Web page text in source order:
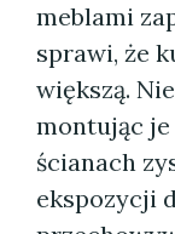
meblami
sprawi, że
większą.
montując
ścianach
ekspozycji